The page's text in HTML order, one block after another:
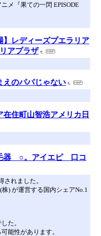
メ『果ての一閃 EPISODE
】レディーズプエラリア
アプラザ
えのパパじゃない
在住町山智浩アメリカ日
器 ○。アイエピ 口コ
されました。
) が運営する国内シェアNo.1
た。
能性があります。